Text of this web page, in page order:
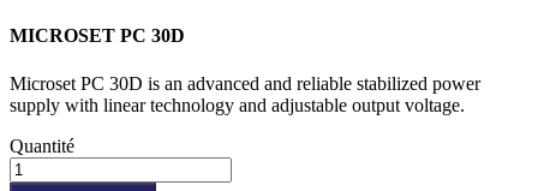
MICROSET PC 30D
Microset PC 30D is an advanced and reliable stabilized power
supply with linear technology and adjustable output voltage.
Quantité